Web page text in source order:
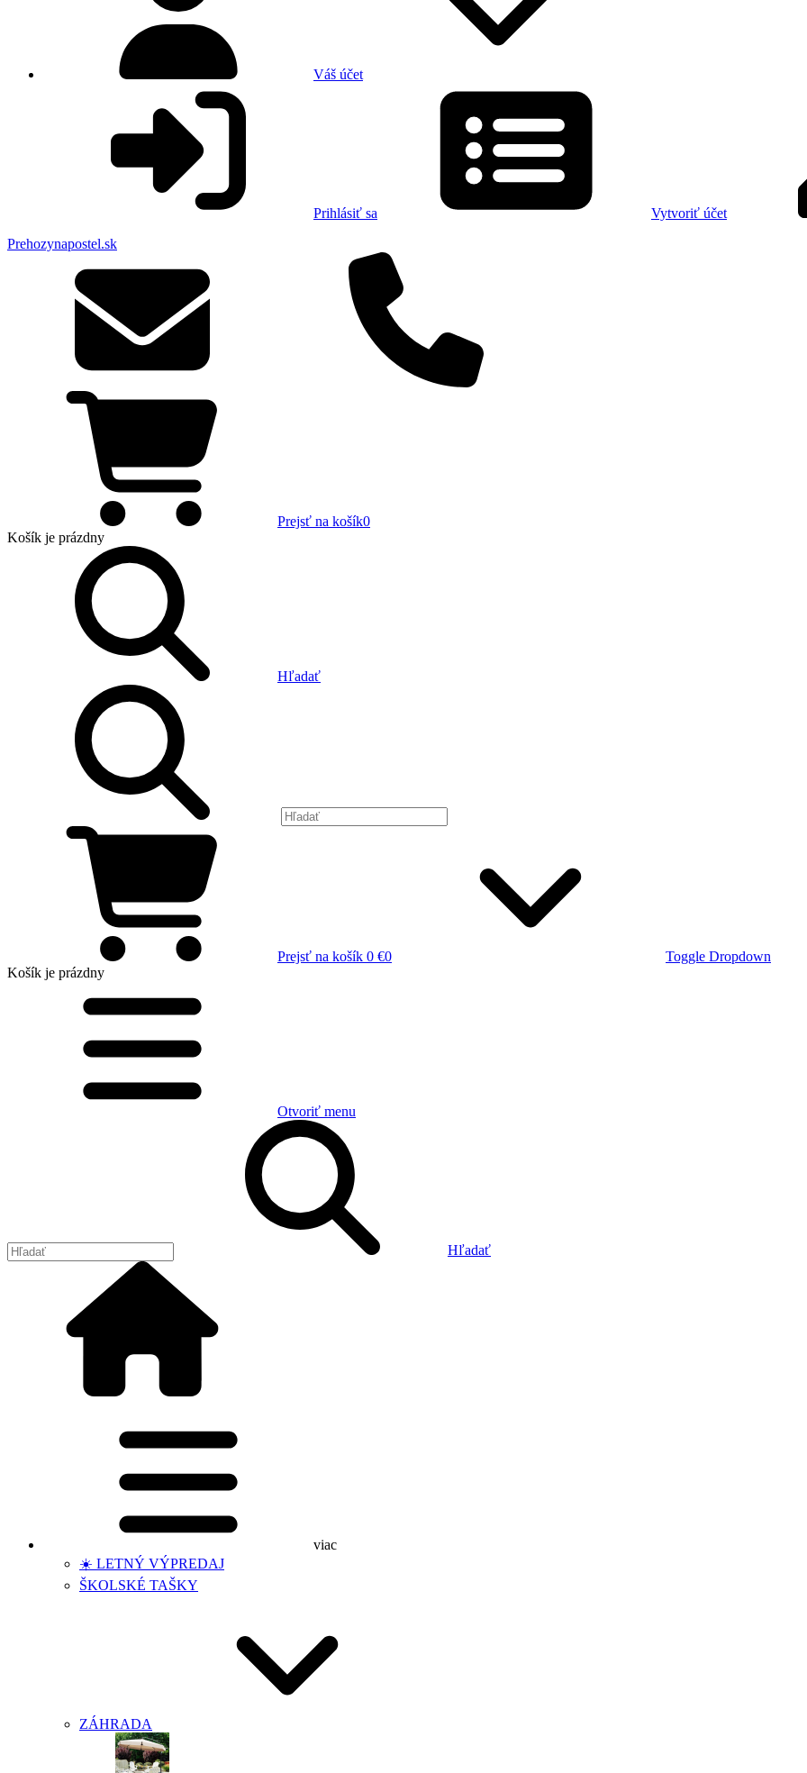
Váš účet
Prihlásiť sa Vytvoriť účet
Prehozynapostel.sk
Prejsť na košík0
Košík je prázdny
Hľadať
Prejsť na košík 0 €0
Toggle Dropdown
Košík je prázdny
Otvoriť menu
Hľadať
viac
☀️ LETNÝ VÝPREDAJ
ŠKOLSKÉ TAŠKY
ZÁHRADA